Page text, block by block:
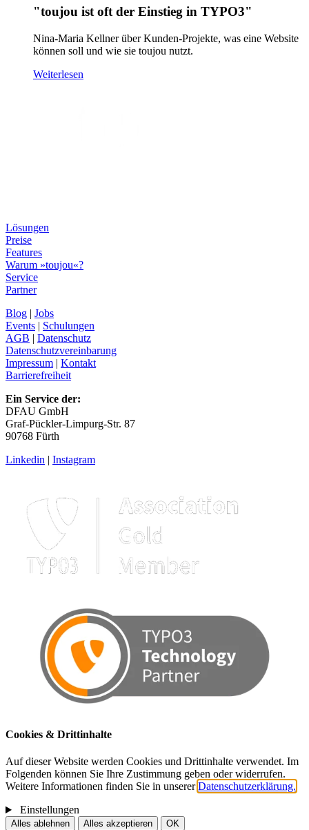
"toujou ist oft der Einstieg in TYPO3"
Nina-Maria Kellner über Kunden-Projekte, was eine Website
können soll und wie sie toujou nutzt.
Weiterlesen
Lösungen
Preise
Features
Warum »toujou«?
Service
Partner
Blog | Jobs
Events | Schulungen
AGB | Datenschutz
Datenschutzvereinbarung
Impressum | Kontakt
Barrierefreiheit
Ein Service der:
DFAU GmbH
Graf-Pückler-Limpurg-Str. 87
90768 Fürth
Linkedin | Instagram
Cookies & Drittinhalte
Auf dieser Website werden Cookies und Drittinhalte verwendet. Im
Folgenden können Sie Ihre Zustimmung geben oder widerrufen.
Weitere Informationen finden Sie in unsererDatenschutzerklärung.
Einstellungen
Alles ablehnen Alles akzeptieren OK